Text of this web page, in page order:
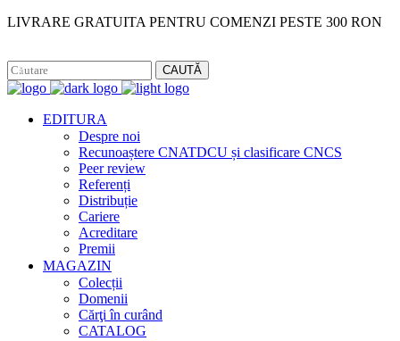
LIVRARE GRATUITA PENTRU COMENZI PESTE 300 RON
CAUTĂ
EDITURA
Despre noi
Recunoaștere CNATDCU și clasificare CNCS
Peer review
Referenți
Distribuție
Cariere
Acreditare
Premii
MAGAZIN
Colecții
Domenii
Cărţi în curând
CATALOG